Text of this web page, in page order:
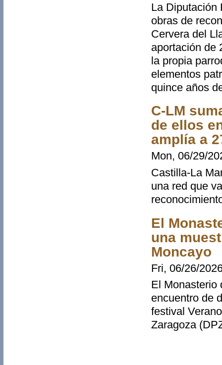
La Diputación
obras de
Cervera del
aportación de
la propia
elementos
quince años
C-LM
de ellos
amplía a
Mon, 06/29/
Castilla-La
una red que
El
una
Moncayo
Fri, 06/26/
El Monasterio
encuentro de
festival
Zaragoza